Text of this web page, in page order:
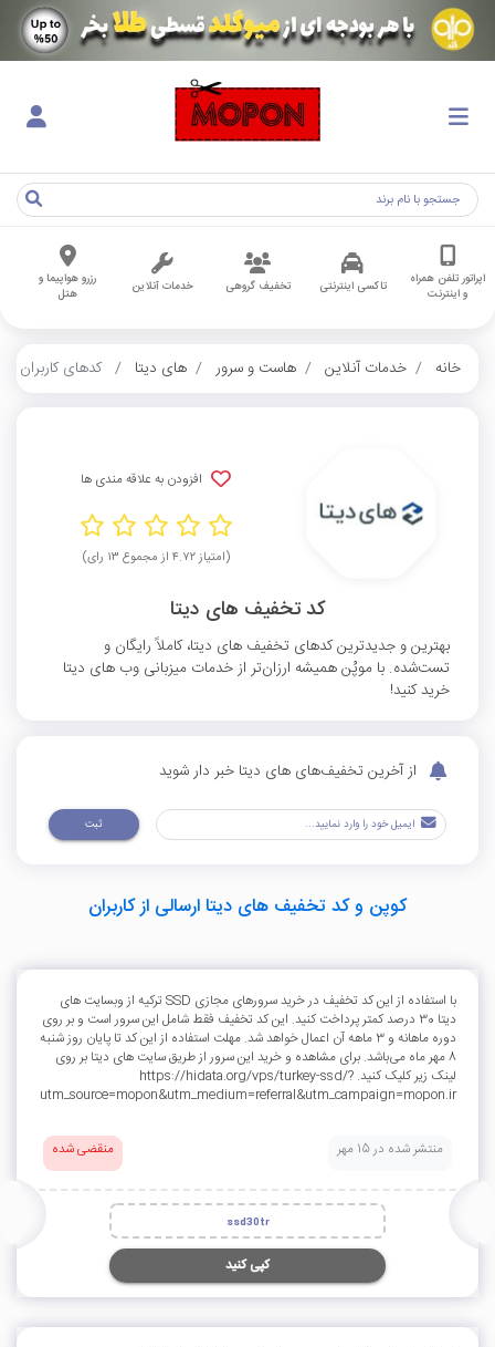
اپراتور تلفن همراه
و اینترنت
تاکسی اینترنتی تخفیف گروهی خدمات آنلاین
رزرو هواپیما و
هتل
خانه خدمات آنلاین هاست و سرور های دیتا کدهای کاربران
افزودن به علاقه مندی ها
(امتیاز ۴.۷۲ از مجموع ۱۳ رای)
کد تخفیف های دیتا
بهترین و جدیدترین کدهای تخفیف های دیتا، کاملاً رایگان و
تست‌شده. با موپُن همیشه ارزان‌تر از خدمات میزبانی وب های دیتا
خرید کنید!
از آخرین تخفیف‌های های دیتا خبر دار شوید
ثبت
کوپن و کد تخفیف های دیتا ارسالی از کاربران
با استفاده از این کد تخفیف در خرید سرورهای مجازی SSD ترکیه از وبسایت های
دیتا 30 درصد کمتر پرداخت کنید. این کد تخفیف فقط شامل این سرور است و بر روی
دوره ماهانه و 3 ماهه آن اعمال خواهد شد. مهلت استفاده از این کد تا پایان روز شنبه
8 مهر ماه می‌باشد. برای مشاهده و خرید این سرور از طریق سایت های دیتا بر روی
لینک زیر کلیک کنید. https://hidata.org/vps/turkey-ssd/?
utm_source=mopon&utm_medium=referral&utm_campaign=mopon.ir
منتشر شده در 15 مهر منقضی شده
ssd30tr
کپی کنید